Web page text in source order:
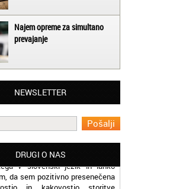
Najem opreme za simultano
prevajanje
NEWSLETTER
DRUGI O NAS
vse zaposlene v Akademiji
so resnično profesionalni in
storitve opravljajo hitro in
da sem pozitivno presenečena
in kakovostjo storitve
Akademije Oxford.